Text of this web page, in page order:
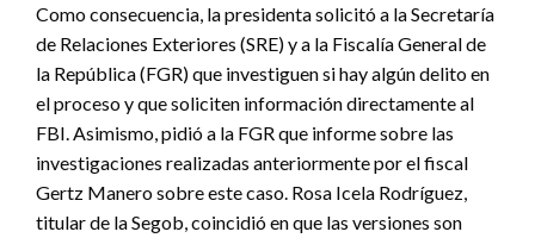
Como consecuencia, la presidenta solicitó a la Secretaría
de Relaciones Exteriores (SRE) y a la Fiscalía General de
la República (FGR) que investiguen si hay algún delito en
el proceso y que soliciten información directamente al
FBI. Asimismo, pidió a la FGR que informe sobre las
investigaciones realizadas anteriormente por el fiscal
Gertz Manero sobre este caso. Rosa Icela Rodríguez,
titular de la Segob, coincidió en que las versiones son